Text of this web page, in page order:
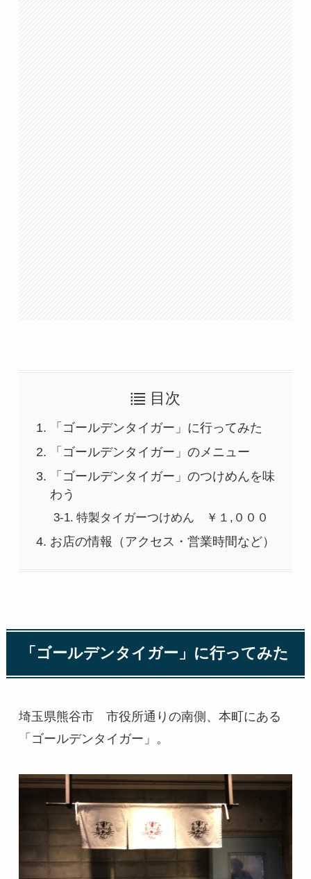
目次
「ゴールデンタイガー」に行ってみた
「ゴールデンタイガー」のメニュー
「ゴールデンタイガー」のつけめんを味
わう
特製タイガーつけめん ￥１,０００
お店の情報（アクセス・営業時間など）
「ゴールデンタイガー」に行ってみた
埼玉県熊谷市 市役所通りの南側、本町にある
「ゴールデンタイガー」。